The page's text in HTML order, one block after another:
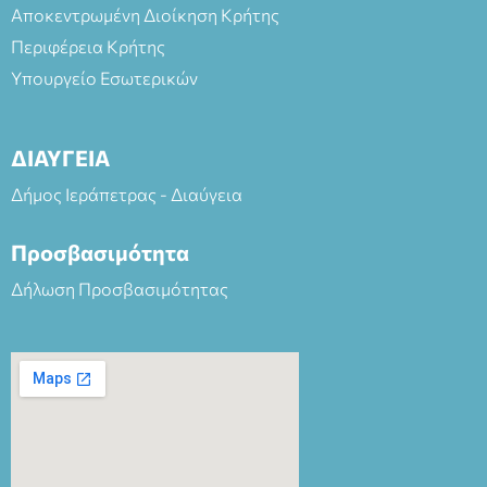
Αποκεντρωμένη Διοίκηση Κρήτης
Περιφέρεια Κρήτης
Υπουργείο Εσωτερικών
ΔΙΑΥΓΕΙΑ
Δήμος Ιεράπετρας - Διαύγεια
Προσβασιμότητα
Δήλωση Προσβασιμότητας